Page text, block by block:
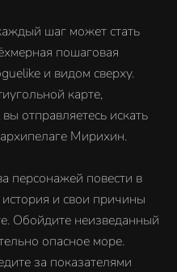
шаг может стать
пошаговая
и видом сверху.
карте,
отправляетесь искать
Мирихин.
персонажей повести в
и свои причины
Обойдите неизведанный
опасное море.
за показателями